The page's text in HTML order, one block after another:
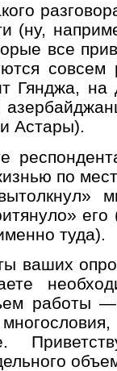
(ну,
все
Гянджа,
Астары).
по
туда).
ваших
работы